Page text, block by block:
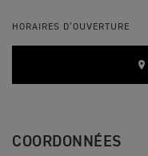
HORAIRES D’OUVERTURE
COORDONNÉES